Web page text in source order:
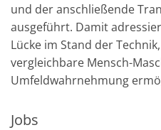
und der anschließende
ausgeführt. Damit
Lücke im Stand der
vergleichbare Mensch-
Umfeldwahrnehmung
Jobs